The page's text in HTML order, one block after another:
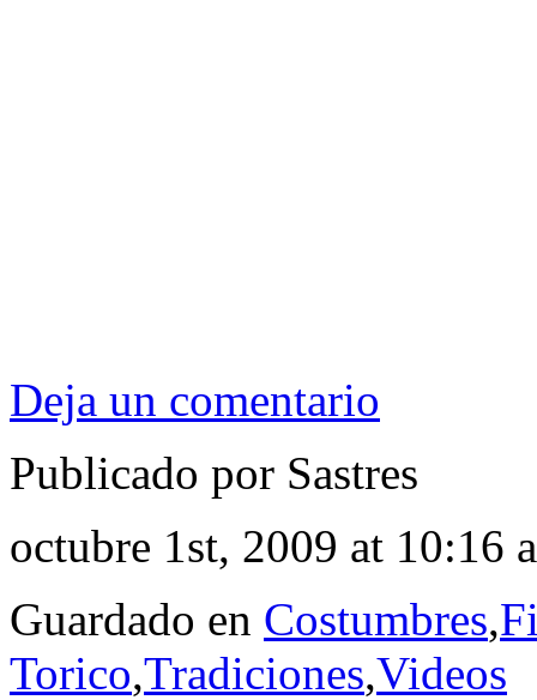
Deja un comentario
Publicado por Sastres
octubre 1st, 2009 at 10:16
Guardado en Costumbres,
Torico,Tradiciones,Videos